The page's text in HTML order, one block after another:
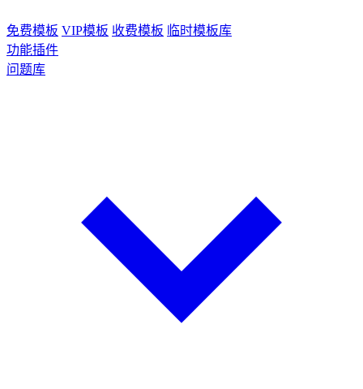
免费模板 VIP模板 收费模板 临时模板库
功能插件
问题库